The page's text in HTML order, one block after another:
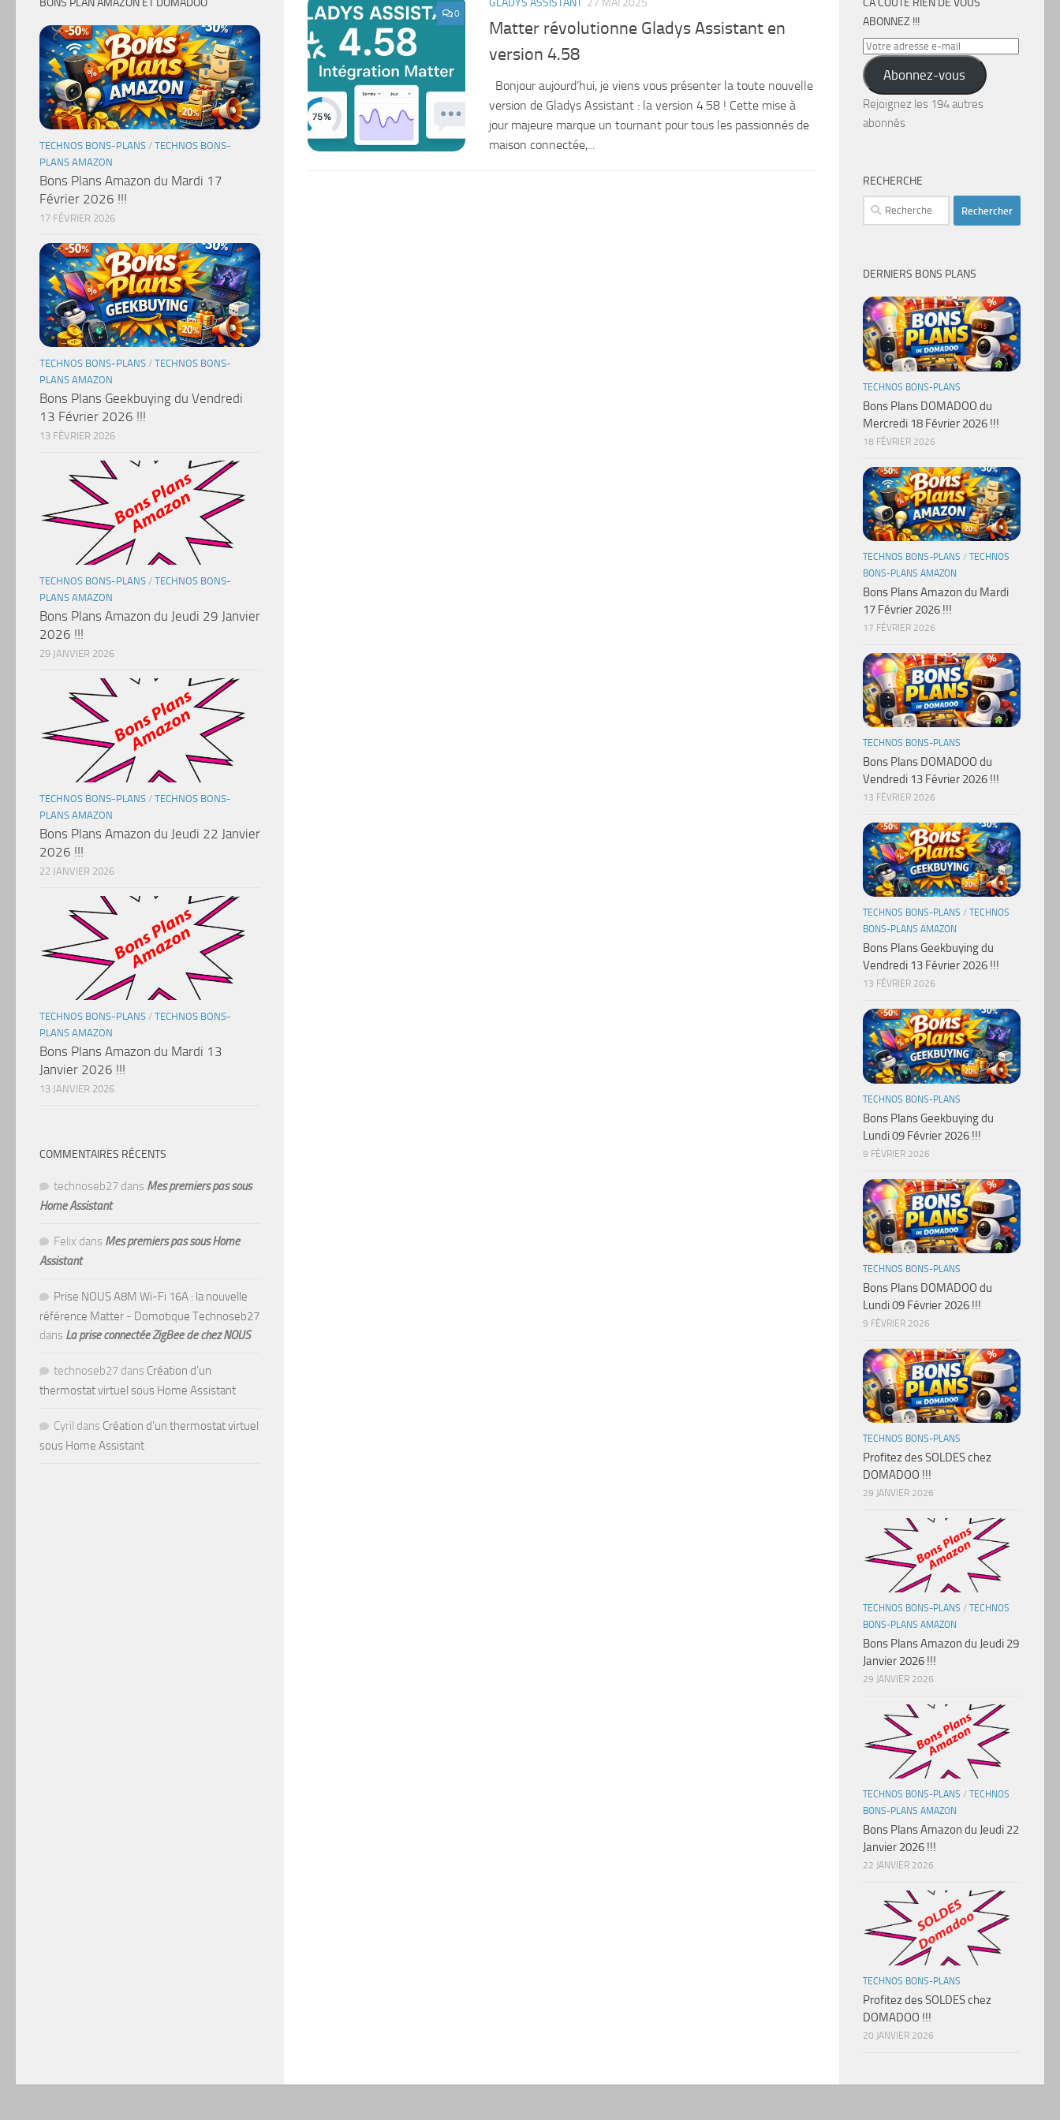
0
GLADYS ASSISTANT 27 MAI 2025
Matter révolutionne Gladys Assistant en
version 4.58
Bonjour aujourd’hui, je viens vous présenter la toute nouvelle
version de Gladys Assistant : la version 4.58 ! Cette mise à
jour majeure marque un tournant pour tous les passionnés de
maison connectée,...
BONS PLAN AMAZON ET DOMADOO
TECHNOS BONS-PLANS / TECHNOS BONS-
PLANS AMAZON
Bons Plans Amazon du Mardi 17
Février 2026 !!!
17 FÉVRIER 2026
TECHNOS BONS-PLANS / TECHNOS BONS-
PLANS AMAZON
Bons Plans Geekbuying du Vendredi
13 Février 2026 !!!
13 FÉVRIER 2026
TECHNOS BONS-PLANS / TECHNOS BONS-
PLANS AMAZON
Bons Plans Amazon du Jeudi 29 Janvier
2026 !!!
29 JANVIER 2026
TECHNOS BONS-PLANS / TECHNOS BONS-
PLANS AMAZON
Bons Plans Amazon du Jeudi 22 Janvier
2026 !!!
22 JANVIER 2026
TECHNOS BONS-PLANS / TECHNOS BONS-
PLANS AMAZON
Bons Plans Amazon du Mardi 13
Janvier 2026 !!!
13 JANVIER 2026
COMMENTAIRES RÉCENTS
technoseb27 dans Mes premiers pas sous
Home Assistant
Felix dans Mes premiers pas sous Home
Assistant
Prise NOUS A8M Wi-Fi 16A : la nouvelle
référence Matter - Domotique Technoseb27
dans La prise connectée ZigBee de chez NOUS
technoseb27 dans Création d’un
thermostat virtuel sous Home Assistant
Cyril dans Création d’un thermostat virtuel
sous Home Assistant
CA COÛTE RIEN DE VOUS
ABONNEZ !!!
Votre
adresse
e-
mail
Abonnez-vous
Rejoignez les 194 autres
abonnés
RECHERCHE
Rechercher :
DERNIERS BONS PLANS
TECHNOS BONS-PLANS
Bons Plans DOMADOO du
Mercredi 18 Février 2026 !!!
18 FÉVRIER 2026
TECHNOS BONS-PLANS / TECHNOS
BONS-PLANS AMAZON
Bons Plans Amazon du Mardi
17 Février 2026 !!!
17 FÉVRIER 2026
TECHNOS BONS-PLANS
Bons Plans DOMADOO du
Vendredi 13 Février 2026 !!!
13 FÉVRIER 2026
TECHNOS BONS-PLANS / TECHNOS
BONS-PLANS AMAZON
Bons Plans Geekbuying du
Vendredi 13 Février 2026 !!!
13 FÉVRIER 2026
TECHNOS BONS-PLANS
Bons Plans Geekbuying du
Lundi 09 Février 2026 !!!
9 FÉVRIER 2026
TECHNOS BONS-PLANS
Bons Plans DOMADOO du
Lundi 09 Février 2026 !!!
9 FÉVRIER 2026
TECHNOS BONS-PLANS
Profitez des SOLDES chez
DOMADOO !!!
29 JANVIER 2026
TECHNOS BONS-PLANS / TECHNOS
BONS-PLANS AMAZON
Bons Plans Amazon du Jeudi 29
Janvier 2026 !!!
29 JANVIER 2026
TECHNOS BONS-PLANS / TECHNOS
BONS-PLANS AMAZON
Bons Plans Amazon du Jeudi 22
Janvier 2026 !!!
22 JANVIER 2026
TECHNOS BONS-PLANS
Profitez des SOLDES chez
DOMADOO !!!
20 JANVIER 2026